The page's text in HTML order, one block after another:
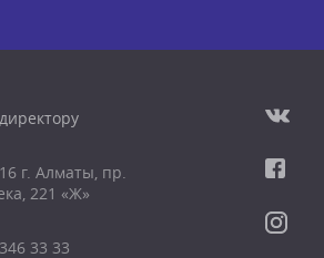
г. Алматы, пр.
221 «Ж»
33 33